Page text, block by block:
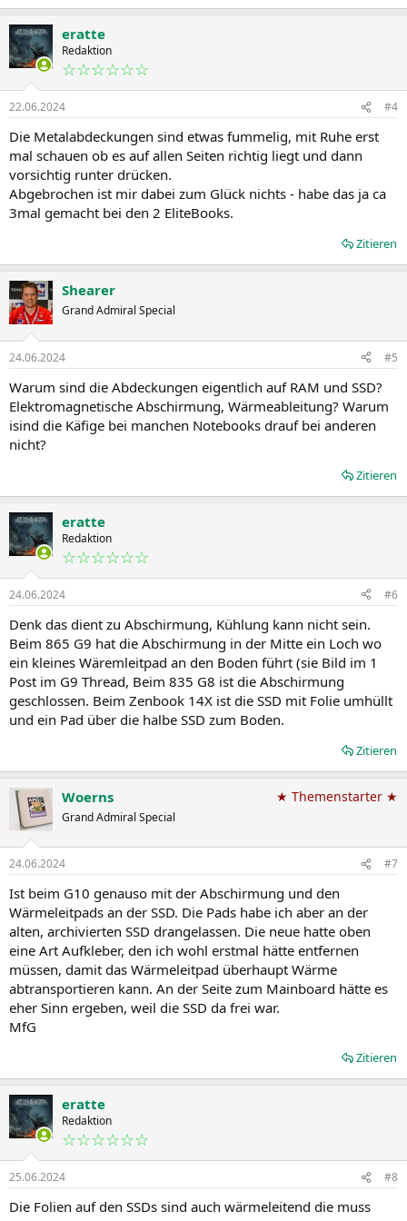
eratte
Redaktion
☆☆☆☆☆☆
22.06.2024 #4
Die Metalabdeckungen sind etwas fummelig, mit Ruhe erst
mal schauen ob es auf allen Seiten richtig liegt und dann
vorsichtig runter drücken.
Abgebrochen ist mir dabei zum Glück nichts - habe das ja ca
3mal gemacht bei den 2 EliteBooks.
Zitieren
Shearer
Grand Admiral Special
24.06.2024 #5
Warum sind die Abdeckungen eigentlich auf RAM und SSD?
Elektromagnetische Abschirmung, Wärmeableitung? Warum
isind die Käfige bei manchen Notebooks drauf bei anderen
nicht?
Zitieren
eratte
Redaktion
☆☆☆☆☆☆
24.06.2024 #6
Denk das dient zu Abschirmung, Kühlung kann nicht sein.
Beim 865 G9 hat die Abschirmung in der Mitte ein Loch wo
ein kleines Wäremleitpad an den Boden führt (sie Bild im 1
Post im G9 Thread, Beim 835 G8 ist die Abschirmung
geschlossen. Beim Zenbook 14X ist die SSD mit Folie umhüllt
und ein Pad über die halbe SSD zum Boden.
Zitieren
Woerns
Grand Admiral Special
★ Themenstarter ★
24.06.2024 #7
Ist beim G10 genauso mit der Abschirmung und den
Wärmeleitpads an der SSD. Die Pads habe ich aber an der
alten, archivierten SSD drangelassen. Die neue hatte oben
eine Art Aufkleber, den ich wohl erstmal hätte entfernen
müssen, damit das Wärmeleitpad überhaupt Wärme
abtransportieren kann. An der Seite zum Mainboard hätte es
eher Sinn ergeben, weil die SSD da frei war.
MfG
Zitieren
eratte
Redaktion
☆☆☆☆☆☆
25.06.2024 #8
Die Folien auf den SSDs sind auch wärmeleitend die muss